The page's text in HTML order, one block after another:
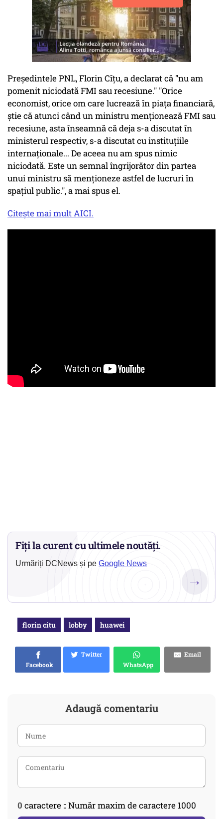
Președintele PNL, Florin Cîțu, a declarat că "nu am
pomenit niciodată FMI sau recesiune." "Orice
economist, orice om care lucrează în piața financiară,
știe că atunci când un ministru menționează FMI sau
recesiune, asta înseamnă că deja s-a discutat în
ministerul respectiv, s-a discutat cu instituțiile
internaționale... De aceea nu am spus nimic
niciodată. Este un semnal îngrijorător din partea
unui ministru să menționeze astfel de lucruri în
spațiul public.", a mai spus el.
Citește mai mult AICI.
Fiți la curent cu ultimele noutăți.
Urmăriți DCNews și pe Google News
→
florin citu lobby huawei
Facebook
Twitter
WhatsApp
Email
Adaugă comentariu
0 caractere :: Număr maxim de caractere 1000